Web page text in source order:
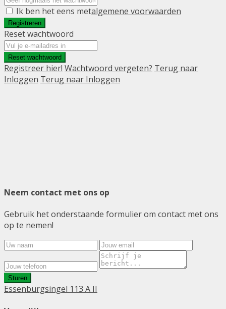
Ik ben het eens metalgemene voorwaarden
Registreren
Reset wachtwoord
Reset wachtwoord
Registreer hier! Wachtwoord vergeten? Terug naar
Inloggen Terug naar Inloggen
Neem contact met ons op
Gebruik het onderstaande formulier om contact met ons
op te nemen!
Sturen
Essenburgsingel 113 A II